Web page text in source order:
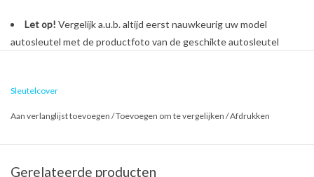
Let op! Vergelijk a.u.b. altijd eerst nauwkeurig uw model
autosleutel met de productfoto van de geschikte autosleutel
Sleutelcover
Aan verlanglijst toevoegen /Toevoegen om te vergelijken /Afdrukken
Gerelateerde producten